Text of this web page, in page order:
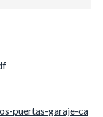
puertas-garaje-ca